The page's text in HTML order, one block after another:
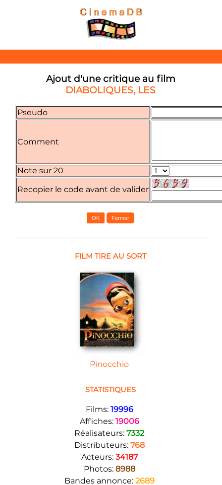
Ajout d'une critique au film
DIABOLIQUES, LES
Pseudo
Comment
Note sur 20
Recopier le code avant de valider
FILM TIRE AU SORT
Pinocchio
STATISTIQUES
Films: 19996
Affiches: 19006
Réalisateurs: 7332
Distributeurs: 768
Acteurs: 34187
Photos: 8988
Bandes annonce: 2689